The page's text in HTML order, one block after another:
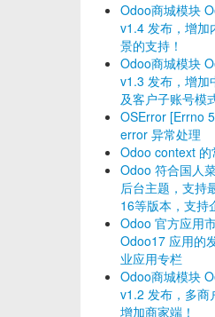
Odoo商城模块
v1.4 发布，增加
景的支持！
Odoo商城模块
v1.3 发布，增加
及客户子账号模
OSError [Errno
error 异常处理
Odoo context 的
Odoo 符合国人
后台主题，支持
16等版本，支持
Odoo 官方应用
Odoo17 应用的
业应用专栏
Odoo商城模块
v1.2 发布，多商
增加商家端！